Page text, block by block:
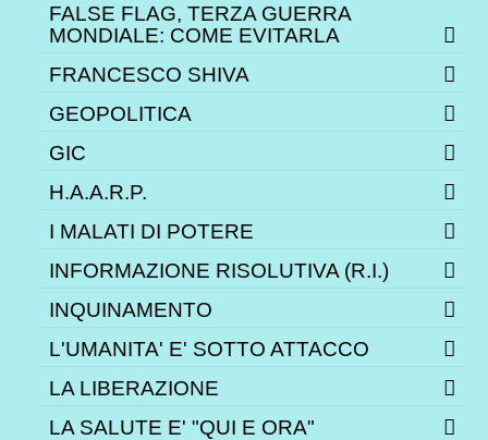
FALSE FLAG, TERZA GUERRA
MONDIALE: COME EVITARLA
FRANCESCO SHIVA
GEOPOLITICA
GIC
H.A.A.R.P.
I MALATI DI POTERE
INFORMAZIONE RISOLUTIVA (R.I.)
INQUINAMENTO
L'UMANITA' E' SOTTO ATTACCO
LA LIBERAZIONE
LA SALUTE E' "QUI E ORA"